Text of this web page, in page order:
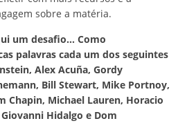
sobre a matéria.
um desafio… Como
palavras cada um dos seguintes
Alex Acuña, Gordy
Bill Stewart, Mike Portnoy,
Chapin, Michael Lauren, Horacio
Hidalgo e Dom